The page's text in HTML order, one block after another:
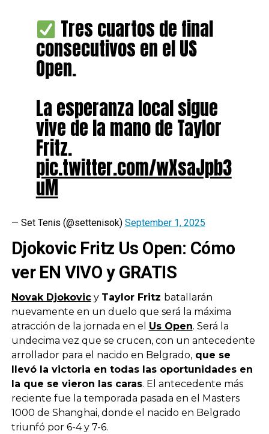
Tres cuartos de final
consecutivos en el US
Open.
La esperanza local sigue
vive de la mano de Taylor
Fritz.
pic.twitter.com/wXsaJpb3
uM
— Set Tenis (@settenisok) September 1, 2025
Djokovic Fritz Us Open: Cómo
ver EN VIVO y GRATIS
Novak Djokovicy Taylor Fritz batallarán
nuevamente en un duelo que será la máxima
atracción de la jornada en el Us Open. Será la
undecima vez que se crucen, con un antecedente
arrollador para el nacido en Belgrado,que se
llevó la victoria en todas las oportunidades en
la que se vieron las caras. El antecedente más
reciente fue la temporada pasada en el Masters
1000 de Shanghai, donde el nacido en Belgrado
triunfó por 6-4 y 7-6.